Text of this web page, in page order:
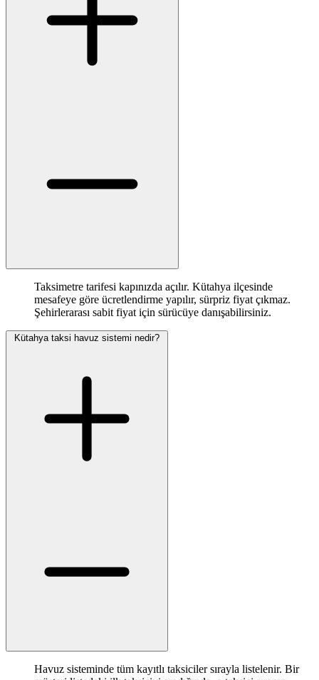
Taksimetre tarifesi kapınızda açılır. Kütahya ilçesinde
mesafeye göre ücretlendirme yapılır, sürpriz fiyat çıkmaz.
Şehirlerarası sabit fiyat için sürücüye danışabilirsiniz.
Kütahya taksi havuz sistemi nedir?
Havuz sisteminde tüm kayıtlı taksiciler sırayla listelenir. Bir